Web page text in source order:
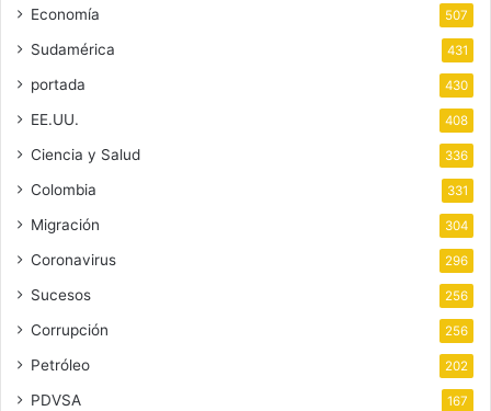
Economía 507
Sudamérica 431
portada 430
EE.UU. 408
Ciencia y Salud 336
Colombia 331
Migración 304
Coronavirus 296
Sucesos 256
Corrupción 256
Petróleo 202
PDVSA 167